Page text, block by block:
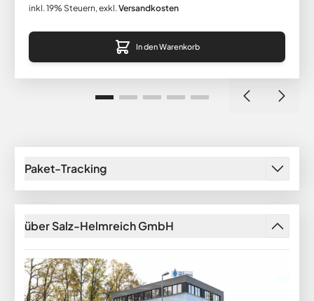
Paket-Tracking
über Salz-Helmreich GmbH
inkl. 19% Steuern, exkl. Versandkosten
In den Warenkorb